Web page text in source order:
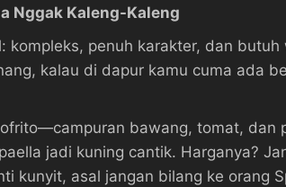
Nggak Kaleng-Kaleng
kompleks, penuh karakter, dan
kalau di dapur kamu cuma ada
bawang, tomat, dan
jadi kuning cantik. Harganya?
kunyit, asal jangan bilang ke orang